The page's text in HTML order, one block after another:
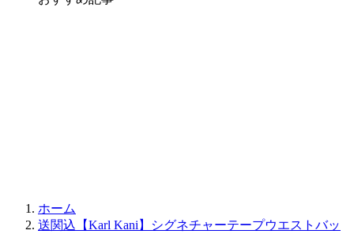
ホーム
送関込【Karl Kani】シグネチャーテープウエストバッ